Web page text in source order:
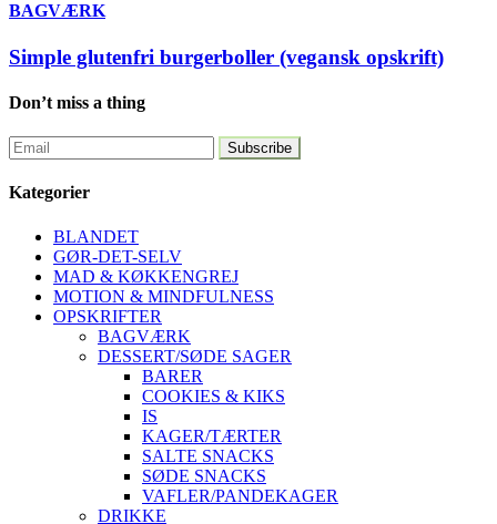
BAGVÆRK
Simple glutenfri burgerboller (vegansk opskrift)
Don’t miss a thing
Kategorier
BLANDET
GØR-DET-SELV
MAD & KØKKENGREJ
MOTION & MINDFULNESS
OPSKRIFTER
BAGVÆRK
DESSERT/SØDE SAGER
BARER
COOKIES & KIKS
IS
KAGER/TÆRTER
SALTE SNACKS
SØDE SNACKS
VAFLER/PANDEKAGER
DRIKKE